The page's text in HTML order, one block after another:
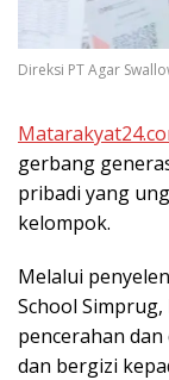
Direksi PT Agar
gerbang
pribadi yang
kelompok.
Melalui
School
pencerahan
dan bergizi